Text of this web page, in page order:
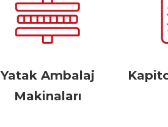
Yatak Ambalaj
Makinaları